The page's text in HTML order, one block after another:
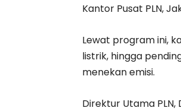
Kantor Pusat PLN,
Lewat program ini,
listrik, hingga
menekan emisi.
Direktur Utama